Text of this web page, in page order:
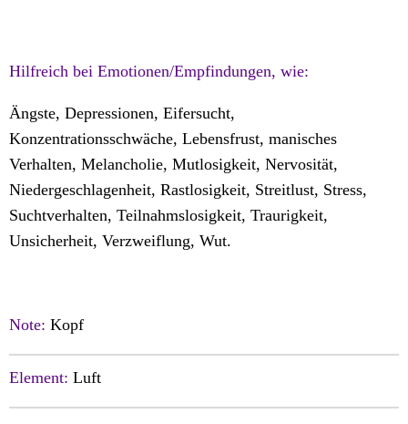
Hilfreich bei Emotionen/Empfindungen, wie:
Ängste, Depressionen, Eifersucht,
Konzentrationsschwäche, Lebensfrust, manisches
Verhalten, Melancholie, Mutlosigkeit, Nervosität,
Niedergeschlagenheit, Rastlosigkeit, Streitlust, Stress,
Suchtverhalten, Teilnahmslosigkeit, Traurigkeit,
Unsicherheit, Verzweiflung, Wut.
Note: Kopf
Element: Luft